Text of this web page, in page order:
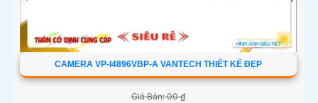
CAMERA VP-I4896VBP-A VANTECH THIẾT KẾ ĐẸP
Giá Bán: 00 ₫